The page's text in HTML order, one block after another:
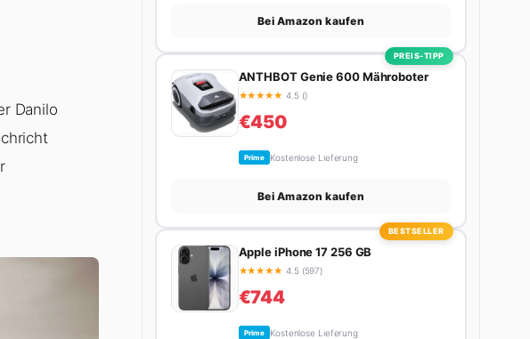
Danilo
Bei Amazon kaufen
PREIS-TIPP
ANTHBOT Genie 600 Mähroboter
★★★★★ 4.5 ()
€450
Prime Kostenlose Lieferung
Bei Amazon kaufen
BESTSELLER
Apple iPhone 17 256 GB
★★★★★ 4.5 (597)
€744
Prime Kostenlose Lieferung